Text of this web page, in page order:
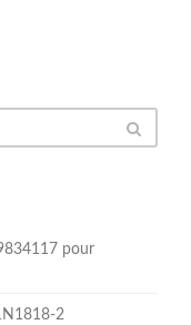
pour
2